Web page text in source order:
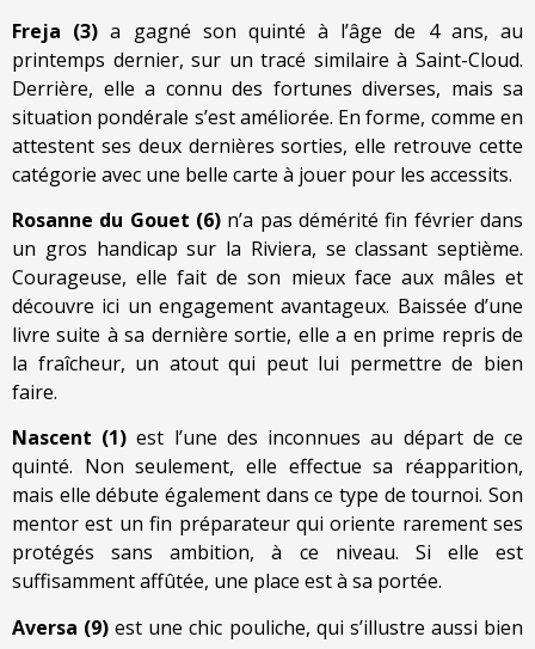
Freja (3)a gagné son quinté à l’âge de 4 ans, au
printemps dernier, sur un tracé similaire à Saint-Cloud.
Derrière, elle a connu des fortunes diverses, mais sa
situation pondérale s’est améliorée. En forme, comme en
attestent ses deux dernières sorties, elle retrouve cette
catégorie avec une belle carte à jouer pour les accessits.
Rosanne du Gouet (6) n’a pas démérité fin février dans
un gros handicap sur la Riviera, se classant septième.
Courageuse, elle fait de son mieux face aux mâles et
découvre ici un engagement avantageux. Baissée d’une
livre suite à sa dernière sortie, elle a en prime repris de
la fraîcheur, un atout qui peut lui permettre de bien
faire.
Nascent (1)est l’une des inconnues au départ de ce
quinté. Non seulement, elle effectue sa réapparition,
mais elle débute également dans ce type de tournoi. Son
mentor est un fin préparateur qui oriente rarement ses
protégés sans ambition, à ce niveau. Si elle est
suffisamment affûtée, une place est à sa portée.
Aversa (9)est une chic pouliche, qui s’illustre aussi bien